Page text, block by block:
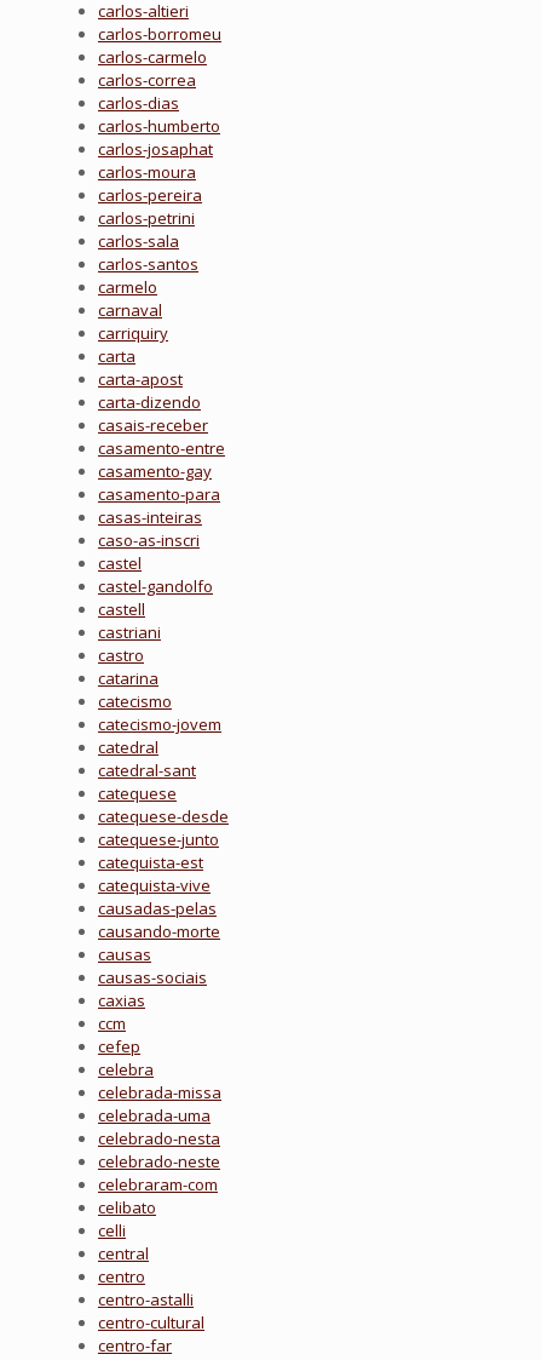
carlos-altieri
carlos-borromeu
carlos-carmelo
carlos-correa
carlos-dias
carlos-humberto
carlos-josaphat
carlos-moura
carlos-pereira
carlos-petrini
carlos-sala
carlos-santos
carmelo
carnaval
carriquiry
carta
carta-apost
carta-dizendo
casais-receber
casamento-entre
casamento-gay
casamento-para
casas-inteiras
caso-as-inscri
castel
castel-gandolfo
castell
castriani
castro
catarina
catecismo
catecismo-jovem
catedral
catedral-sant
catequese
catequese-desde
catequese-junto
catequista-est
catequista-vive
causadas-pelas
causando-morte
causas
causas-sociais
caxias
ccm
cefep
celebra
celebrada-missa
celebrada-uma
celebrado-nesta
celebrado-neste
celebraram-com
celibato
celli
central
centro
centro-astalli
centro-cultural
centro-far